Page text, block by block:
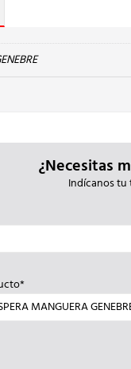
¿Necesitas
Indícanos